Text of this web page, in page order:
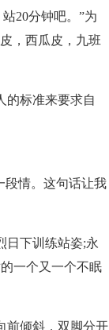
20分钟吧。”为
，西瓜皮，九班
的标准来要求自
段情。这句话让我
日下训练站姿;永
一个又一个不眠
前倾斜，双脚分开